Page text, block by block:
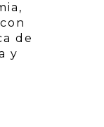
de
y